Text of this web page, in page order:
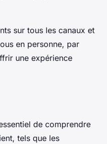
sur tous les canaux et
en personne, par
une expérience
de comprendre
tels que les